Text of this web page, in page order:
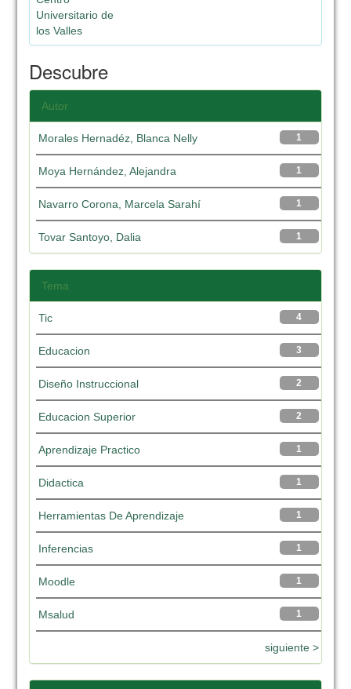
Universitario de
los Valles
Descubre
Autor
1
Morales Hernadéz, Blanca Nelly
1
Moya Hernández, Alejandra
1
Navarro Corona, Marcela Sarahí
1
Tovar Santoyo, Dalia
Tema
4
Tic
3
Educacion
2
Diseño Instruccional
2
Educacion Superior
1
Aprendizaje Practico
1
Didactica
1
Herramientas De Aprendizaje
1
Inferencias
1
Moodle
1
Msalud
siguiente >